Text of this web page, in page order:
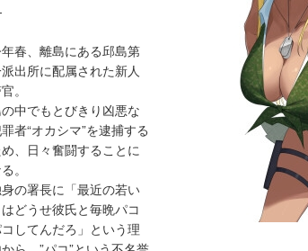
春、離島にある邱島第
出所に配属された新人
。
中でもとびきり凶悪な
者“オカシマ”を逮捕する
、日々奮闘することに
。
の署長に「最近の若い
はどうせ彼氏と毎晩パコ
してんだろ」という理